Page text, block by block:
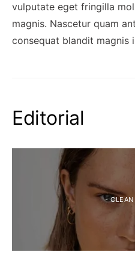
vulputate eget fringilla
magnis. Nascetur quam
consequat blandit magnis
Editorial
- CLEAN